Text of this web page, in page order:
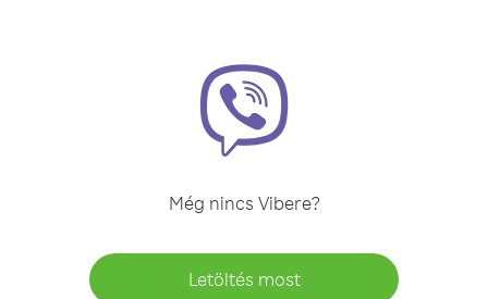
Még nincs Vibere?
Letöltés most